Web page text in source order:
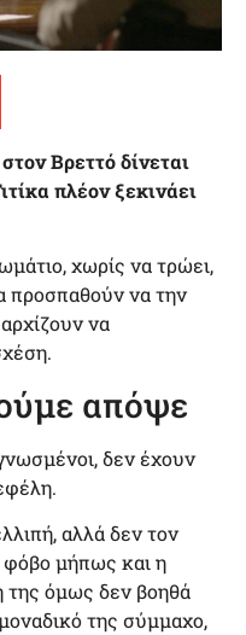
Βρεττό δίνεται
πλέον ξεκινάει
χωρίς να τρώει,
προσπαθούν να την
να
απόψε
δεν έχουν
αλλά δεν τον
φόβο μήπως και η
της όμως δεν βοηθά
της σύμμαχο,